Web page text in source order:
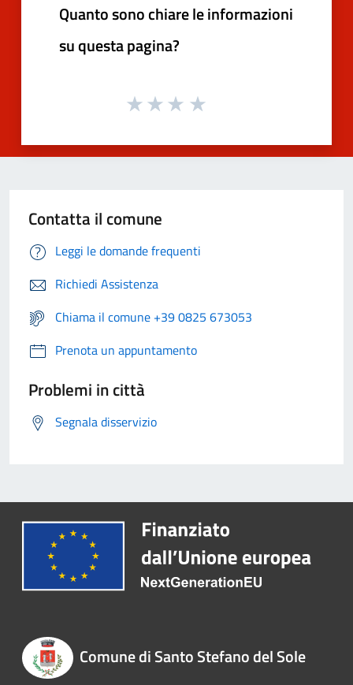
Quanto sono chiare le informazioni
su questa pagina?
Contatta il comune
Leggi le domande frequenti
Richiedi Assistenza
Chiama il comune +39 0825 673053
Prenota un appuntamento
Problemi in città
Segnala disservizio
Comune di Santo Stefano del Sole